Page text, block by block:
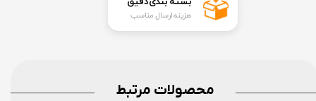
هزینه ارسال مناسب
محصولات مرتبط